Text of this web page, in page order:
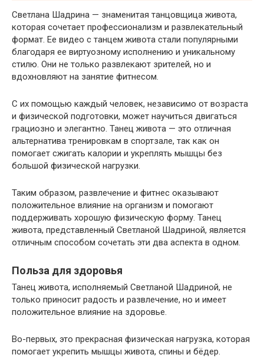
Светлана Шадрина — знаменитая танцовщица живота,
которая сочетает профессионализм и развлекательный
формат. Ее видео с танцем живота стали популярными
благодаря ее виртуозному исполнению и уникальному
стилю. Они не только развлекают зрителей, но и
вдохновляют на занятие фитнесом.
С их помощью каждый человек, независимо от возраста
и физической подготовки, может научиться двигаться
грациозно и элегантно. Танец живота — это отличная
альтернатива тренировкам в спортзале, так как он
помогает сжигать калории и укреплять мышцы без
большой физической нагрузки.
Таким образом, развлечение и фитнес оказывают
положительное влияние на организм и помогают
поддерживать хорошую физическую форму. Танец
живота, представленный Светланой Шадриной, является
отличным способом сочетать эти два аспекта в одном.
Польза для здоровья
Танец живота, исполняемый Светланой Шадриной, не
только приносит радость и развлечение, но и имеет
положительное влияние на здоровье.
Во-первых, это прекрасная физическая нагрузка, которая
помогает укрепить мышцы живота, спины и бёдер.